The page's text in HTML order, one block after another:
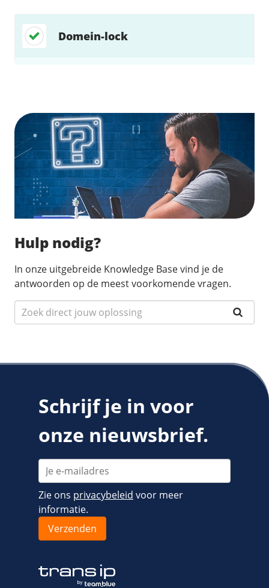
Domein-lock
Hulp nodig?
In onze uitgebreide Knowledge Base vind je de
antwoorden op de meest voorkomende vragen.
Schrijf je in voor
onze nieuwsbrief.
Zie ons privacybeleid voor meer
informatie.